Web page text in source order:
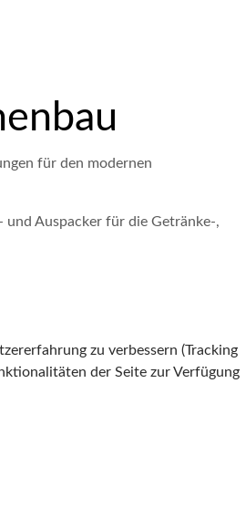
für den modernen
Auspacker für die Getränke-,
zu verbessern (Tracking
der Seite zur Verfügung